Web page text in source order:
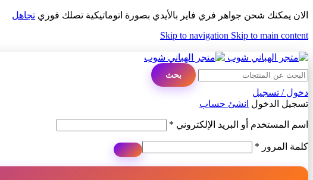
الان يمكنك شحن جواهر فري فاير بالأيدي بصورة اتوماتيكية تصلك فوري تجاهل
Skip to navigation Skip to main content
بحث
دخول / تسجيل
تسجيل الدخول انشئ حساب
اسم المستخدم أو البريد الإلكتروني *
كلمة المرور *